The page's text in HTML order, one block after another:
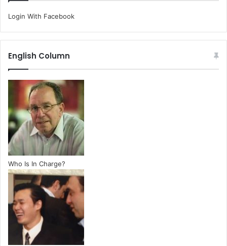
Login With Facebook
English Column
Who Is In Charge?